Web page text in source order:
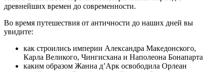
древнейших времен до современности.
Во время путешествия от античности до наших дней вы
увидите:
как строились империи Александра Македонского,
Карла Великого, Чингисхана и Наполеона Бонапарта
каким образом Жанна д’Арк освободила Орлеан